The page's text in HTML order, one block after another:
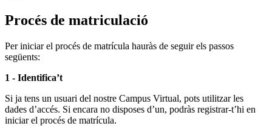
Procés de matriculació
Per iniciar el procés de matrícula hauràs de seguir els passos
següents:
1 - Identifica’t
Si ja tens un usuari del nostre Campus Virtual, pots utilitzar les
dades d’accés. Si encara no disposes d’un, podràs registrar-t’hi en
iniciar el procés de matrícula.